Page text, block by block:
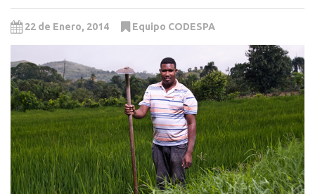
22 de Enero, 2014 Equipo CODESPA